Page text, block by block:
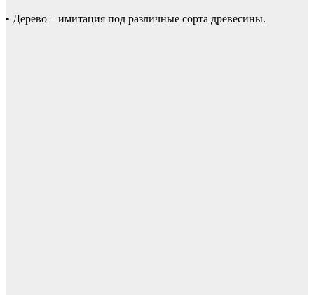
• Дерево – имитация под различные сорта древесины.